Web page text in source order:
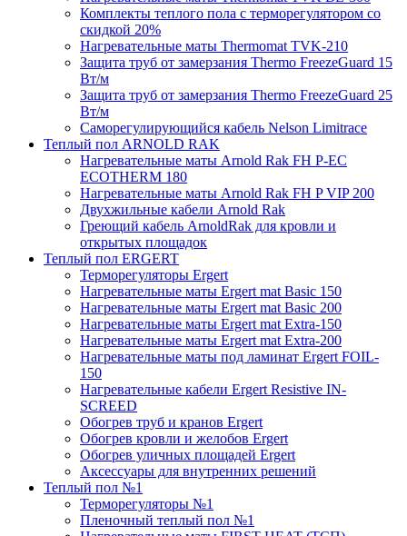
Комплекты теплого пола с терморегулятором со
скидкой 20%
Нагревательные маты Thermomat TVK-210
Защита труб от замерзания Thermo FreezeGuard 15
Вт/м
Защита труб от замерзания Thermo FreezeGuard 25
Вт/м
Саморегулирующийся кабель Nelson Limitrace
Теплый пол ARNOLD RAK
Нагревательные маты Arnold Rak FH P-EC
ECOTHERM 180
Нагревательные маты Arnold Rak FH P VIP 200
Двухжильные кабели Arnold Rak
Греющий кабель ArnoldRak для кровли и
открытых площадок
Теплый пол ERGERT
Терморегуляторы Ergert
Нагревательные маты Ergert mat Basic 150
Нагревательные маты Ergert mat Basic 200
Нагревательные маты Ergert mat Extra-150
Нагревательные маты Ergert mat Extra-200
Нагревательные маты под ламинат Ergert FOIL-
150
Нагревательные кабели Ergert Resistive IN-
SCREED
Обогрев труб и кранов Ergert
Обогрев кровли и желобов Ergert
Обогрев уличных площадей Ergert
Аксессуары для внутренних решений
Теплый пол №1
Терморегуляторы №1
Пленочный теплый пол №1